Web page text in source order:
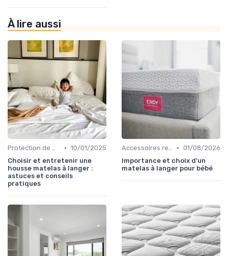
À lire aussi
Protection de matelas • 10/01/2025
Choisir et entretenir une
housse matelas à langer :
astuces et conseils
pratiques
Accessoires recommandés • 01/08/2026
Importance et choix d'un
matelas à langer pour bébé